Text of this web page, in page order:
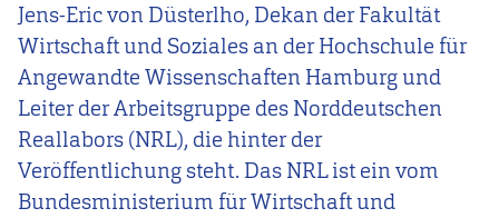
Jens-Eric von Düsterlho, Dekan der Fakultät
Wirtschaft und Soziales an der Hochschule für
Angewandte Wissenschaften Hamburg und
Leiter der Arbeitsgruppe des Norddeutschen
Reallabors (NRL), die hinter der
Veröffentlichung steht. Das NRL ist ein vom
Bundesministerium für Wirtschaft und